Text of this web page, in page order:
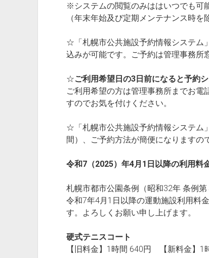
※システムの閲覧のみははいつでも可
（年末年始及び定期メンテナンス時を
☆「札幌市公共施設予約情報システム
込みが可能です。ご予約は管理事務所
☆ご利用希望日の3日前になると予約
ご利用希望の方は管理事務所までお電
すのでお気を付けください。
☆「札幌市公共施設予約情報システム
間）、ご予約方法が簡便になりますの
令和7（2025）年4月1日以降の利用料
札幌市都市公園条例（昭和32年 条例第
令和7年4月1日以降の運動施設利用料
す。よろしくお願い申し上げます。
硬式テニスコート
【旧料金】1時間 640円 【新料金】1